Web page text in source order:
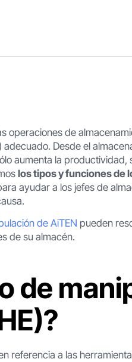
operaciones de
adecuado. Desde el
aumenta la productividad,
los tipos y funciones de
ayudar a los jefes de
de AiTEN pueden
de su almacén.
de
referencia a las